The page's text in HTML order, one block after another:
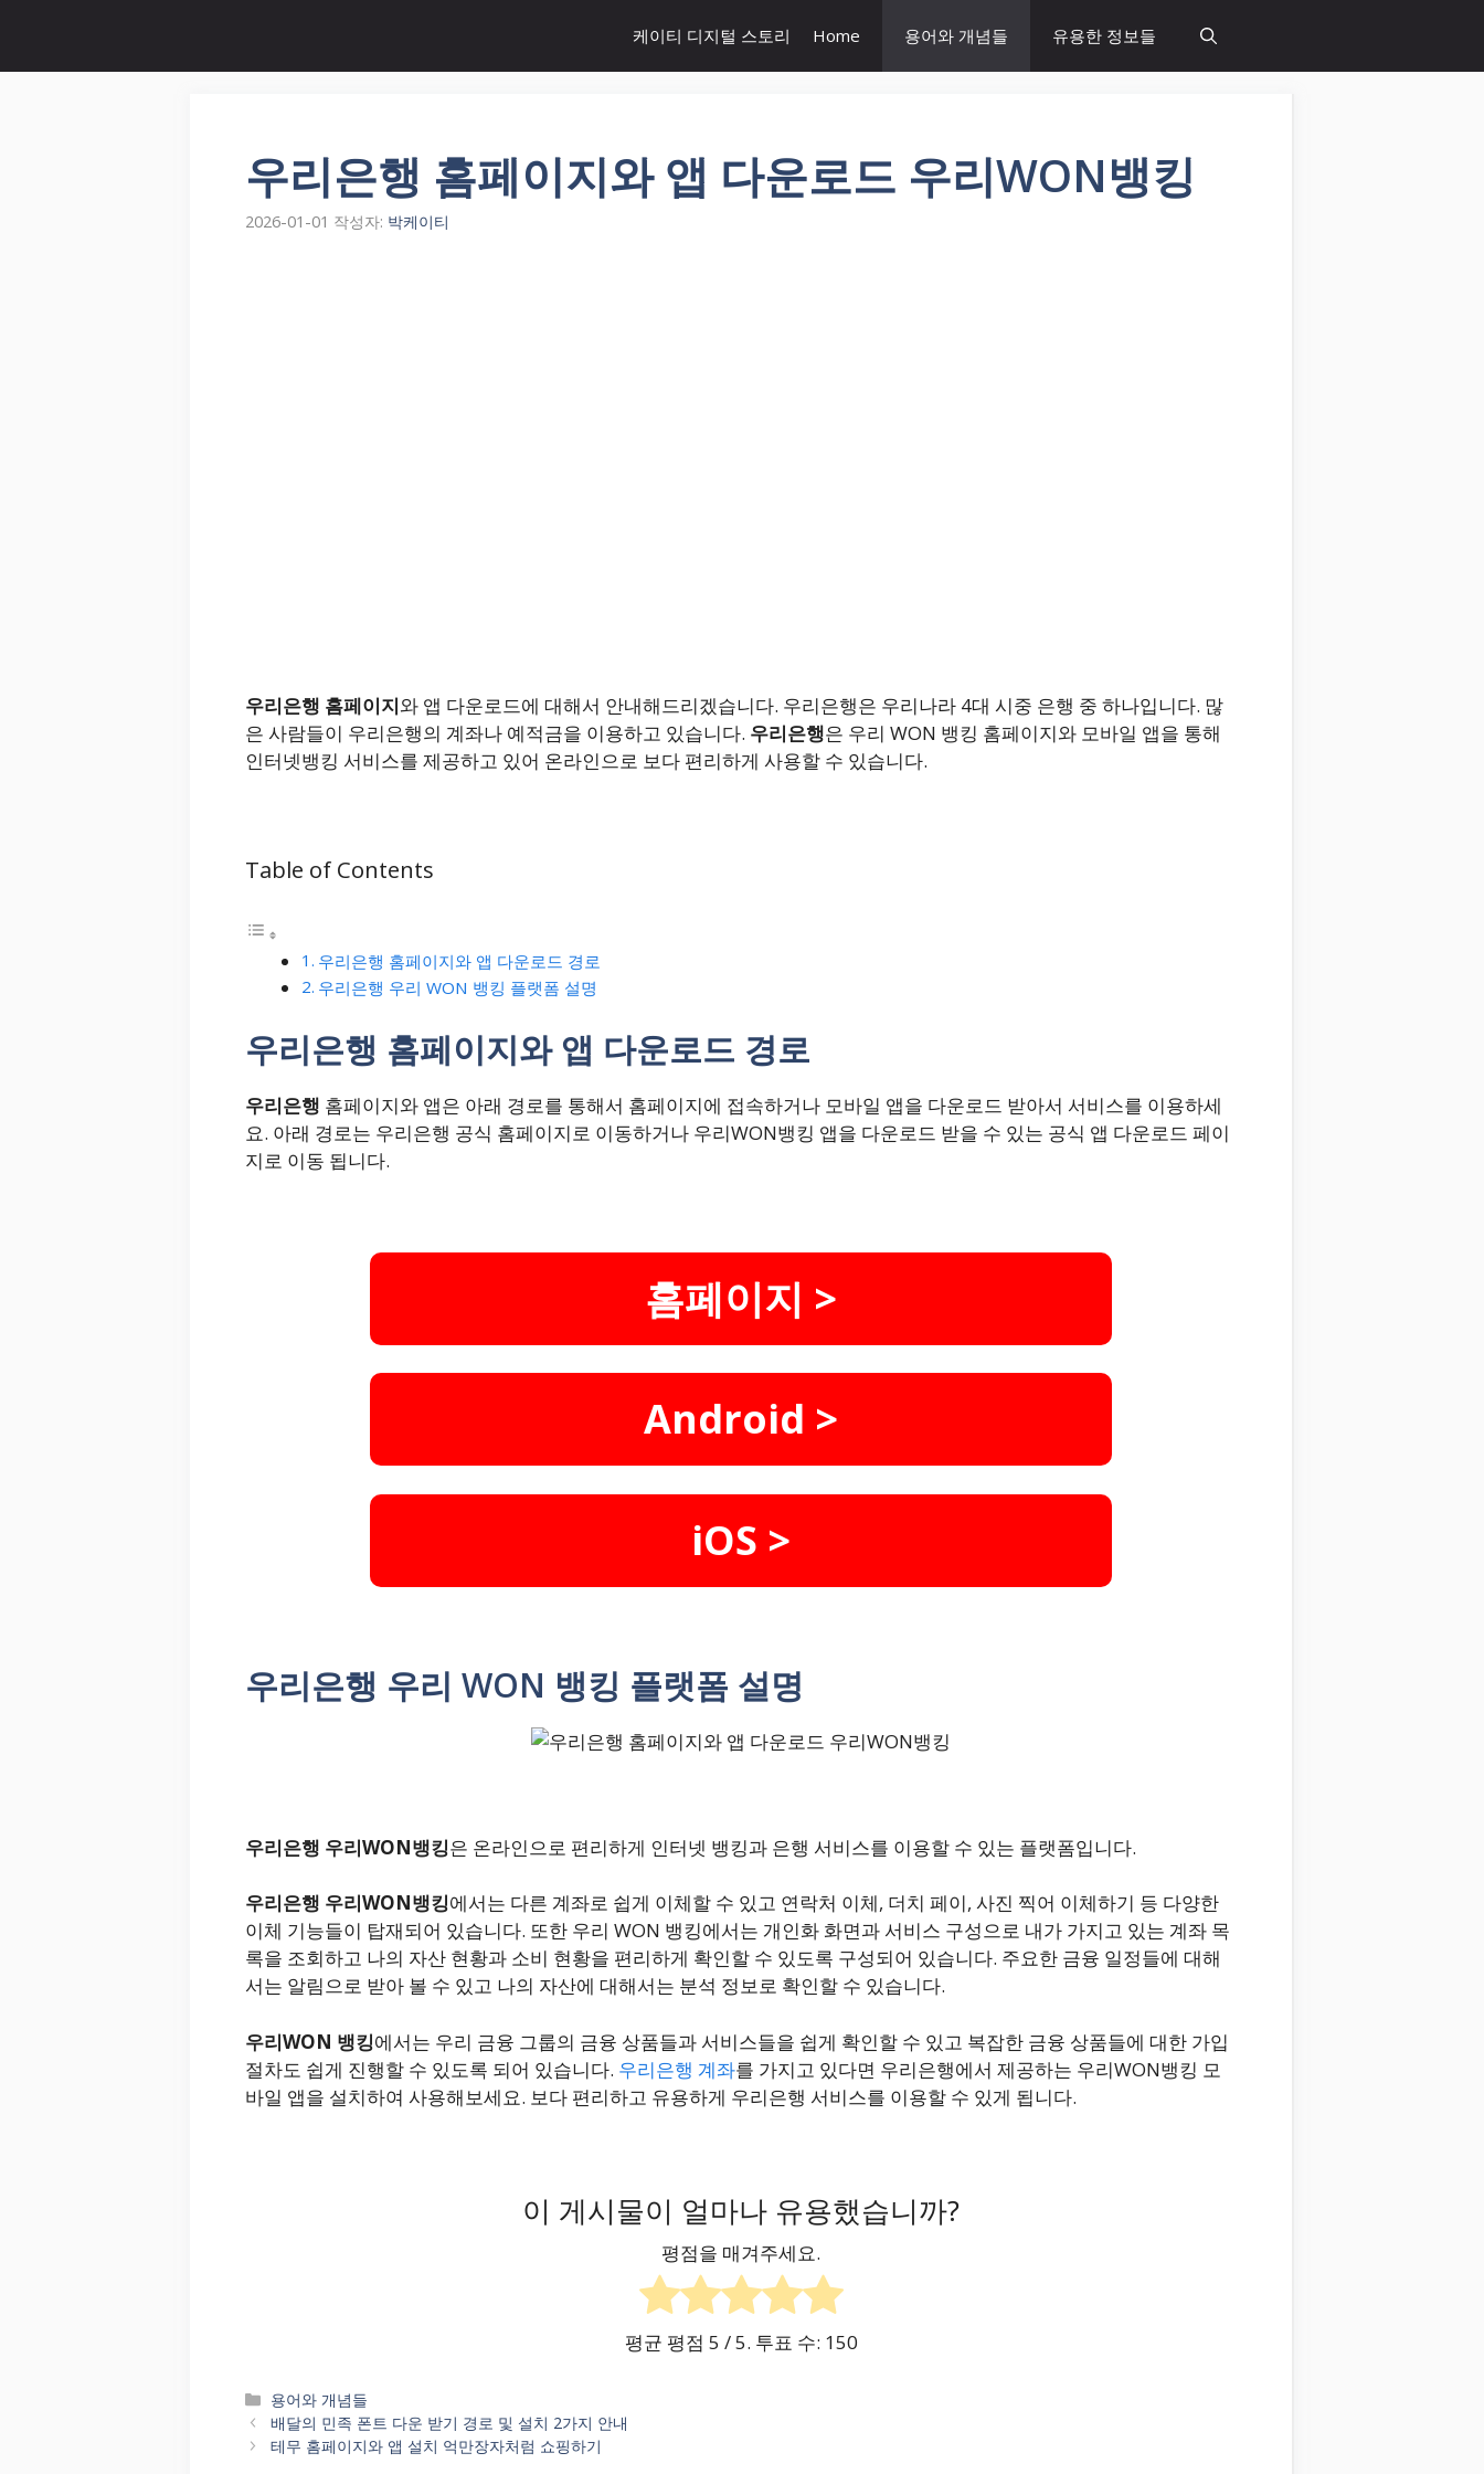
츠
케이티 디지털 스토리 Home 용어와 개념들 유용한 정보들
우리은행 홈페이지와 앱 다운로드 우리WON뱅킹
2026-01-01 작성자: 박케이티
우리은행 홈페이지와 앱 다운로드에 대해서 안내해드리겠습니다. 우리은행은 우리나라 4대 시중 은행 중 하나입니다. 많
은 사람들이 우리은행의 계좌나 예적금을 이용하고 있습니다. 우리은행은 우리 WON 뱅킹 홈페이지와 모바일 앱을 통해
인터넷뱅킹 서비스를 제공하고 있어 온라인으로 보다 편리하게 사용할 수 있습니다.
Table of Contents
우리은행 홈페이지와 앱 다운로드 경로
우리은행 우리 WON 뱅킹 플랫폼 설명
우리은행 홈페이지와 앱 다운로드 경로
우리은행 홈페이지와 앱은 아래 경로를 통해서 홈페이지에 접속하거나 모바일 앱을 다운로드 받아서 서비스를 이용하세
요. 아래 경로는 우리은행 공식 홈페이지로 이동하거나 우리WON뱅킹 앱을 다운로드 받을 수 있는 공식 앱 다운로드 페이
지로 이동 됩니다.
홈페이지 >
Android >
iOS >
우리은행 우리 WON 뱅킹 플랫폼 설명
우리은행 우리WON뱅킹은 온라인으로 편리하게 인터넷 뱅킹과 은행 서비스를 이용할 수 있는 플랫폼입니다.
우리은행 우리WON뱅킹에서는 다른 계좌로 쉽게 이체할 수 있고 연락처 이체, 더치 페이, 사진 찍어 이체하기 등 다양한
이체 기능들이 탑재되어 있습니다. 또한 우리 WON 뱅킹에서는 개인화 화면과 서비스 구성으로 내가 가지고 있는 계좌 목
록을 조회하고 나의 자산 현황과 소비 현황을 편리하게 확인할 수 있도록 구성되어 있습니다. 주요한 금융 일정들에 대해
서는 알림으로 받아 볼 수 있고 나의 자산에 대해서는 분석 정보로 확인할 수 있습니다.
우리WON 뱅킹에서는 우리 금융 그룹의 금융 상품들과 서비스들을 쉽게 확인할 수 있고 복잡한 금융 상품들에 대한 가입
절차도 쉽게 진행할 수 있도록 되어 있습니다. 우리은행 계좌를 가지고 있다면 우리은행에서 제공하는 우리WON뱅킹 모
바일 앱을 설치하여 사용해보세요. 보다 편리하고 유용하게 우리은행 서비스를 이용할 수 있게 됩니다.
이 게시물이 얼마나 유용했습니까?
평점을 매겨주세요.
평균 평점 5 / 5. 투표 수: 150
카
테
고
용어와 개념들
배달의 민족 폰트 다운 받기 경로 및 설치 2가지 안내
테무 홈페이지와 앱 설치 억만장자처럼 쇼핑하기